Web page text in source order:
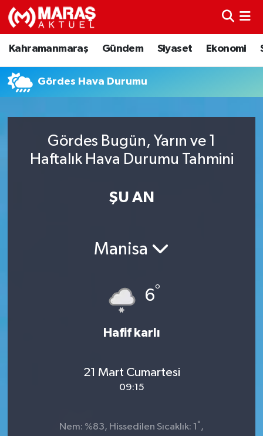
Kahramanmaraş Gündem Siyaset Ekonomi
Gördes Hava Durumu
Gördes Bugün, Yarın ve 1
Haftalık Hava Durumu Tahmini
ŞU AN
Manisa
6°
Hafif karlı
21 Mart Cumartesi
09:15
Nem: %83, Hissedilen Sıcaklık: 1 ° ,
Kahramanmaraş
Ekonomi
Spor
Nöbetçi Eczaneler
Trafik Durumu
TFF 3.Lig 4.Grup Puan Durumu ve Fikstür